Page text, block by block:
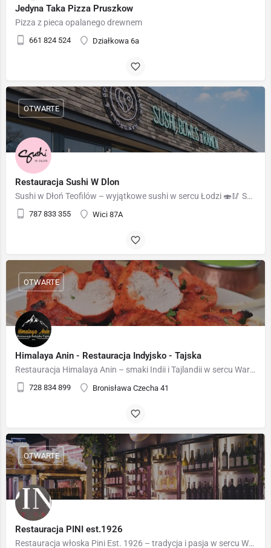
Jedyna Taka Pizza Pruszkow
Pizza z pieca opalanego drewnem
661 824 524 Działkowa 6a
Restauracja Sushi W Dlon
Sushi w Dłoń Teofilów – wyjątkowe sushi w sercu Łodzi 🍣🥢 Sushi w Dłoń Teofilów to miejsce, które przenosi…
787 833 355 Wici 87A
OTWARTE
Himalaya Anin - Restauracja Indyjsko - Tajska
Restauracja Himalaya Anin – smaki Indii i Tajlandii w sercu Warszawy 🌏🍛 Restauracja Himalaya Anin to…
728 834 899 Bronisława Czecha 41
OTWARTE
Restauracja PINI est.1926
Restauracja włoska Pini Est. 1926 – tradycja i pasja w sercu Warszawy 🇮🇹🍷 Pini Est. 1926 to miejsce, w…
OTWARTE